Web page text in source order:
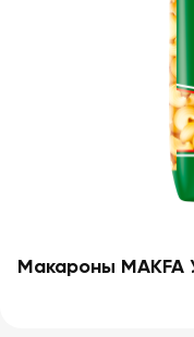
Макароны MAKFA